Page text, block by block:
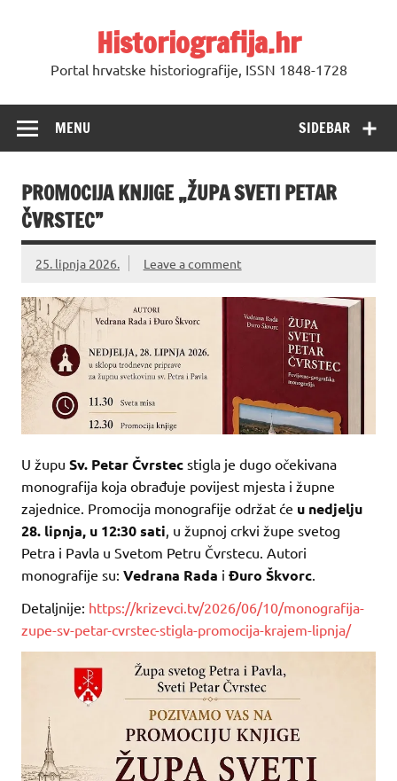
Historiografija.hr
Portal hrvatske historiografije, ISSN 1848-1728
SIDEBAR
MENU
PROMOCIJA KNJIGE „ŽUPA SVETI PETAR
ČVRSTEC”
25. lipnja 2026. Leave a comment
U župu Sv. Petar Čvrstec stigla je dugo očekivana
monografija koja obrađuje povijest mjesta i župne
zajednice. Promocija monografije održat će u nedjelju
28. lipnja, u 12:30 sati , u župnoj crkvi župe svetog
Petra i Pavla u Svetom Petru Čvrstecu. Autori
monografije su: Vedrana Rada i Đuro Škvorc
Detaljnije: https://krizevci.tv/2026/06/10/monografija-
zupe-sv-petar-cvrstec-stigla-promocija-krajem-lipnja/